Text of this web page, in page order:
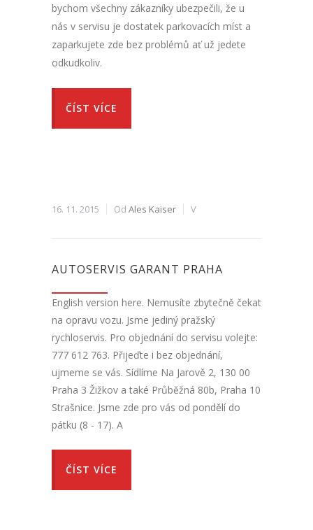
bychom všechny zákazníky ubezpečili, že u
nás v servisu je dostatek parkovacích míst a
zaparkujete zde bez problémů ať už jedete
odkudkoliv.
ČÍST VÍCE
16. 11. 2015 Od Ales Kaiser V
AUTOSERVIS GARANT PRAHA
English version here. Nemusíte zbytečně čekat
na opravu vozu. Jsme jediný pražský
rychloservis. Pro objednání do servisu volejte:
777 612 763. Přijeďte i bez objednání,
ujmeme se vás. Sídlíme Na Jarově 2, 130 00
Praha 3 Žižkov a také Průběžná 80b, Praha 10
Strašnice. Jsme zde pro vás od pondělí do
pátku (8 - 17). A
ČÍST VÍCE